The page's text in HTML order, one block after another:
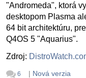
"Andromeda", ktorá
desktopom Plasma
64 bit architektúru,
Q4OS 5 "Aquarius".
Zdroj:
6 | Nová verzia